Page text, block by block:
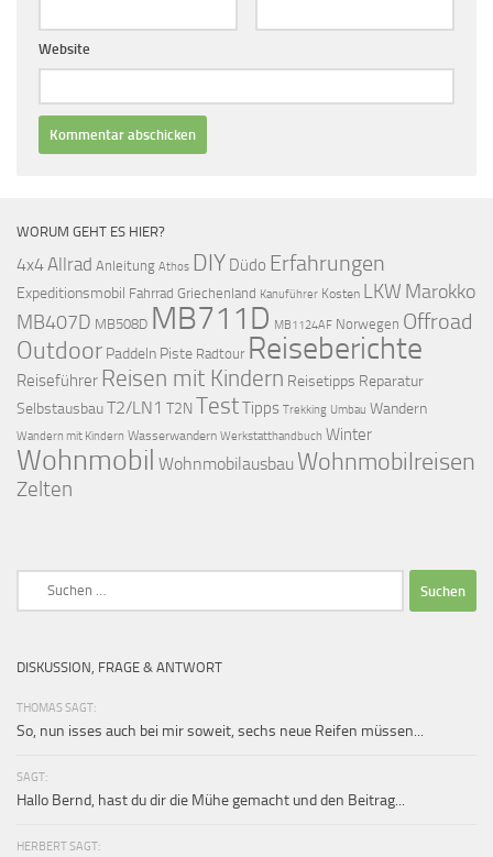
Website
WORUM GEHT ES HIER?
4x4Allrad Anleitung Athos DIY Düdo Erfahrungen
Expeditionsmobil Fahrrad Griechenland Kanuführer Kosten LKW Marokko
MB407D MB508D MB711D MB1124AF Norwegen Offroad
Outdoor Paddeln Piste Radtour Reiseberichte
Reiseführer Reisen mit Kindern Reisetipps Reparatur
SelbstausbauT2/LN1 T2N TestTipps Trekking Umbau Wandern
Wandern mit Kindern Wasserwandern Werkstatthandbuch Winter
Wohnmobil Wohnmobilausbau Wohnmobilreisen
Zelten
DISKUSSION, FRAGE & ANTWORT
THOMAS SAGT:
So, nun isses auch bei mir soweit, sechs neue Reifen müssen...
SAGT:
Hallo Bernd, hast du dir die Mühe gemacht und den Beitrag...
HERBERT SAGT: